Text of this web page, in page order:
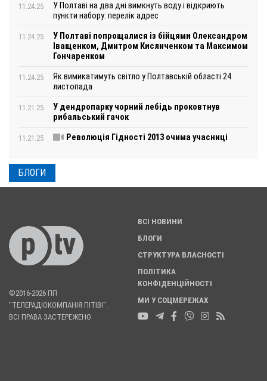
11.24.25
У Полтаві на два дні вимкнуть воду і відкриють
пункти набору: перелік адрес
11.24.25
У Полтаві попрощалися із бійцями Олександром
Іващенком, Дмитром Кисличенком та Максимом
Гончаренком
11.24.25
Як вимикатимуть світло у Полтавській області 24
листопада
11.21.25
У дендропарку чорний лебідь проковтнув
рибальський гачок
11.21.25 Революція Гідності 2013 очима учасниці
БЛОГИ
©2016-2026 ПП
"ТЕЛЕРАДІОКОМПАНІЯ ПІТІВІ".
ВСІ ПРАВА ЗАСТЕРЕЖЕНО
ВСІ НОВИНИ
БЛОГИ
СТРУКТУРА ВЛАСНОСТІ
ПОЛІТИКА
КОНФІДЕНЦІЙНОСТІ
МИ У СОЦМЕРЕЖАХ